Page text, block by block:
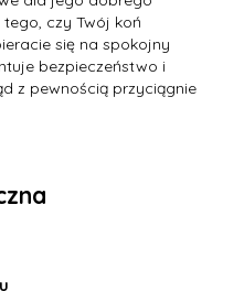
czy Twój koń
się na spokojny
bezpieczeństwo i
z pewnością przyciągnie